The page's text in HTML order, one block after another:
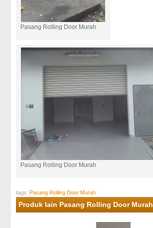
Pasang Rolling Door Murah
Pasang Rolling Door Murah
tags:Pasang Rolling Door Murah
Produk lain Pasang Rolling Door Murah